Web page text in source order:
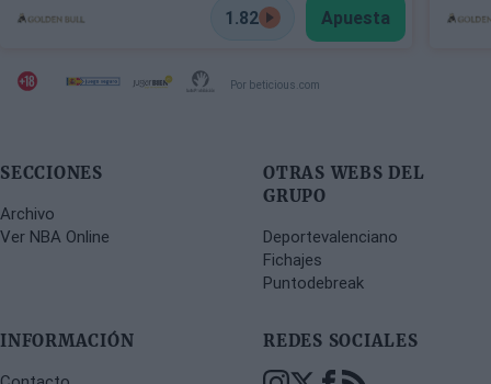
1.82 Apuesta
Por beticious.com
SECCIONES
Archivo
Ver NBA Online
OTRAS WEBS DEL
GRUPO
Deportevalenciano
Fichajes
Puntodebreak
INFORMACIÓN
REDES SOCIALES